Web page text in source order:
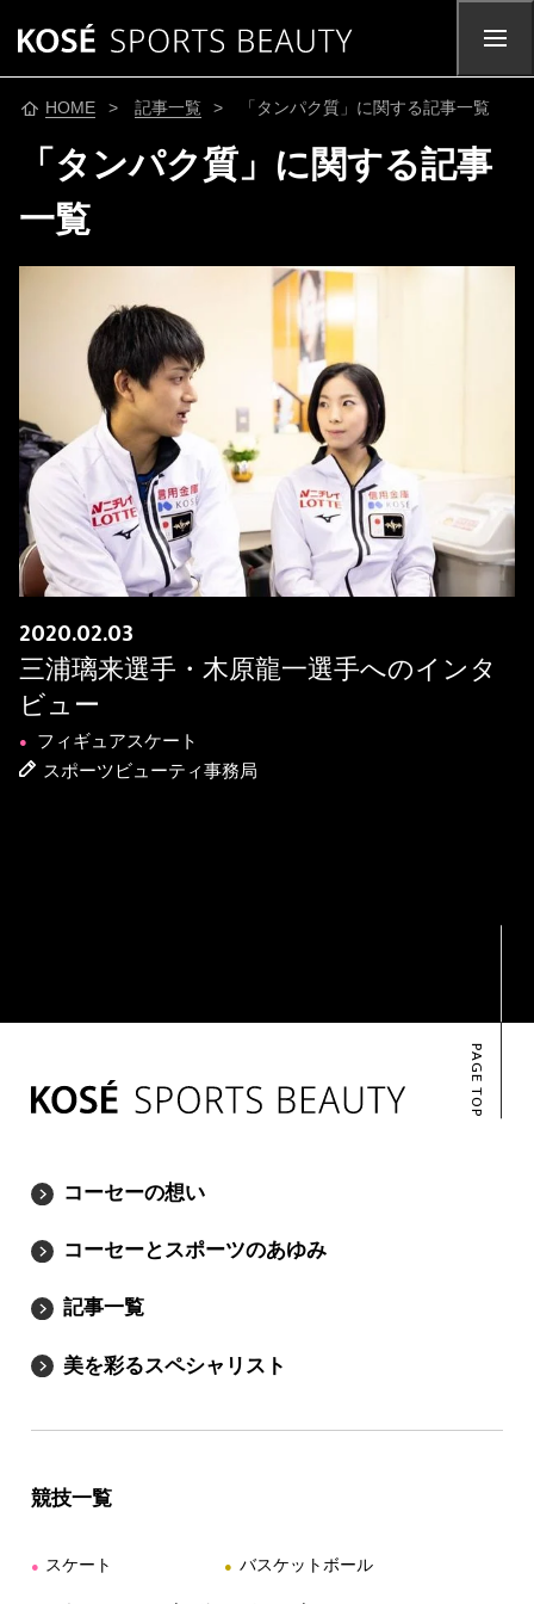
HOME > 記事一覧 > 「タンパク質」に関する記事一覧
「タンパク質」に関する記事
一覧
2020.02.03
三浦璃来選手・木原龍一選手へのインタ
ビュー
●
フィギュアスケート
スポーツビューティ事務局
PAGE TOP
コーセーの想い
コーセーとスポーツのあゆみ
記事一覧
美を彩るスペシャリスト
競技一覧
● スケート ● バスケットボール